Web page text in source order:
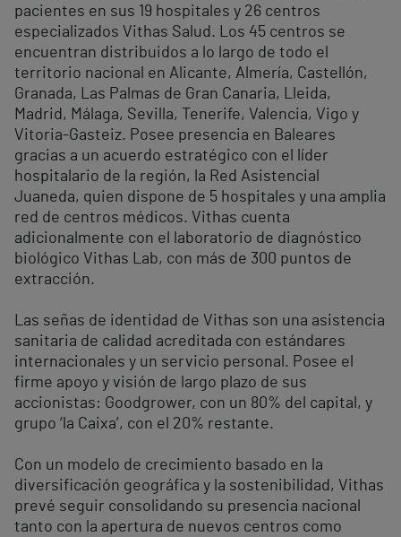
pacientes en sus 19 hospitales y 26 centros
especializados Vithas Salud. Los 45 centros se
encuentran distribuidos a lo largo de todo el
territorio nacional en Alicante, Almería, Castellón,
Granada, Las Palmas de Gran Canaria, Lleida,
Madrid, Málaga, Sevilla, Tenerife, Valencia, Vigo y
Vitoria-Gasteiz. Posee presencia en Baleares
gracias a un acuerdo estratégico con el líder
hospitalario de la región, la Red Asistencial
Juaneda, quien dispone de 5 hospitales y una amplia
red de centros médicos. Vithas cuenta
adicionalmente con el laboratorio de diagnóstico
biológico Vithas Lab, con más de 300 puntos de
extracción.
Las señas de identidad de Vithas son una asistencia
sanitaria de calidad acreditada con estándares
internacionales y un servicio personal. Posee el
firme apoyo y visión de largo plazo de sus
accionistas: Goodgrower, con un 80% del capital, y
grupo ‘la Caixa’, con el 20% restante.
Con un modelo de crecimiento basado en la
diversificación geográfica y la sostenibilidad, Vithas
prevé seguir consolidando su presencia nacional
tanto con la apertura de nuevos centros como